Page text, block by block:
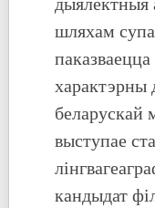
шляхам
характэрны
беларускай
выступае
кандыдат